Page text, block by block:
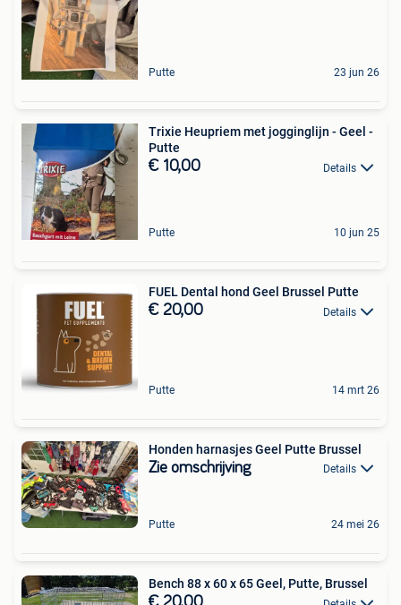
Putte 23 jun 26
Trixie Heupriem met jogginglijn - Geel -
Putte
€ 10,00 Details
Putte 10 jun 25
FUEL Dental hond Geel Brussel Putte
€ 20,00 Details
Putte 14 mrt 26
Honden harnasjes Geel Putte Brussel
Zie omschrijving Details
Putte 24 mei 26
Bench 88 x 60 x 65 Geel, Putte, Brussel